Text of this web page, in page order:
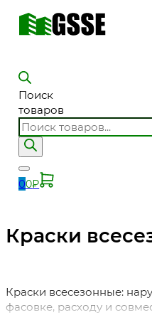
Поиск
товаров
00₽
Краски
Краски всесезонные:
фасовке, расходу и